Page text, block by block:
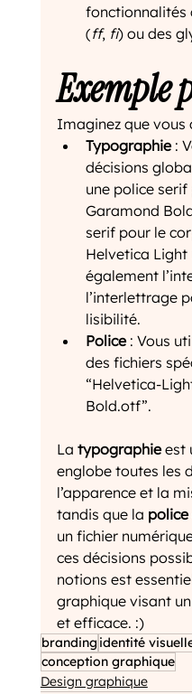
fonctionnalités
(ff, fi) ou des
Exemple
Imaginez que vous
Typographie :
décisions
une police
Garamond
serif pour le
Helvetica Light
également
l’interlettrage
lisibilité.
Police : Vous
des fichiers
“Helvetica-
Bold.otf”.
La typographie est
englobe toutes les
l’apparence et la
tandis que la police
un fichier
ces décisions
notions est
graphique visant
et efficace. :)
branding identité
conception graphique
Design graphique